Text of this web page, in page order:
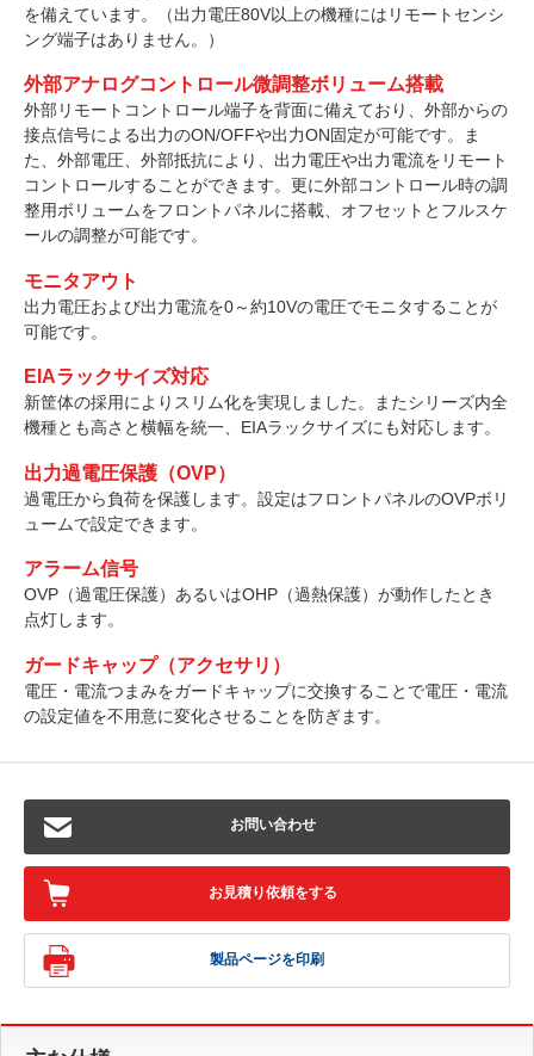
を備えています。（出力電圧80V以上の機種にはリモートセンシ
ング端子はありません。）
外部アナログコントロール微調整ボリューム搭載
外部リモートコントロール端子を背面に備えており、外部からの
接点信号による出力のON/OFFや出力ON固定が可能です。ま
た、外部電圧、外部抵抗により、出力電圧や出力電流をリモート
コントロールすることができます。更に外部コントロール時の調
整用ボリュームをフロントパネルに搭載、オフセットとフルスケ
ールの調整が可能です。
モニタアウト
出力電圧および出力電流を0～約10Vの電圧でモニタすることが
可能です。
EIAラックサイズ対応
新筐体の採用によりスリム化を実現しました。またシリーズ内全
機種とも高さと横幅を統一、EIAラックサイズにも対応します。
出力過電圧保護（OVP）
過電圧から負荷を保護します。設定はフロントパネルのOVPボリ
ュームで設定できます。
アラーム信号
OVP（過電圧保護）あるいはOHP（過熱保護）が動作したとき
点灯します。
ガードキャップ（アクセサリ）
電圧・電流つまみをガードキャップに交換することで電圧・電流
の設定値を不用意に変化させることを防ぎます。
お問い合わせ
お見積り依頼をする
製品ページを印刷